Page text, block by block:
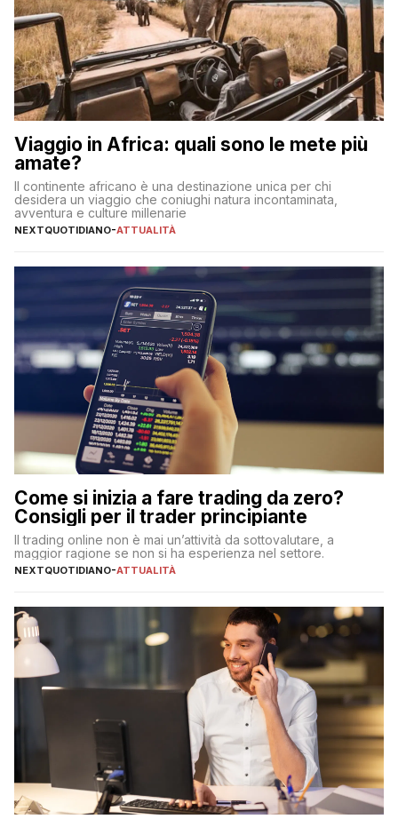
Viaggio in Africa: quali sono le mete più
amate?
Il continente africano è una destinazione unica per chi
desidera un viaggio che coniughi natura incontaminata,
avventura e culture millenarie
NEXTQUOTIDIANO-ATTUALITÀ
Come si inizia a fare trading da zero?
Consigli per il trader principiante
Il trading online non è mai un’attività da sottovalutare, a
maggior ragione se non si ha esperienza nel settore.
NEXTQUOTIDIANO-ATTUALITÀ